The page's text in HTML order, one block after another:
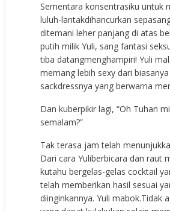
Sementara konsentrasiku untuk
luluh-lantakdihancurkan
ditemani leher panjang di atas
putih milik Yuli, sang fantasi
tiba datangmenghampiri! Yuli
memang lebih sexy dari
sackdressnya yang berwarna
Dan kuberpikir lagi, “Oh Tuhan
semalam?”
Tak terasa jam telah
Dari cara Yuliberbicara dan raut
kutahu bergelas-gelas cocktail
telah memberikan hasil sesuai
diinginkannya. Yuli mabok.Tidak